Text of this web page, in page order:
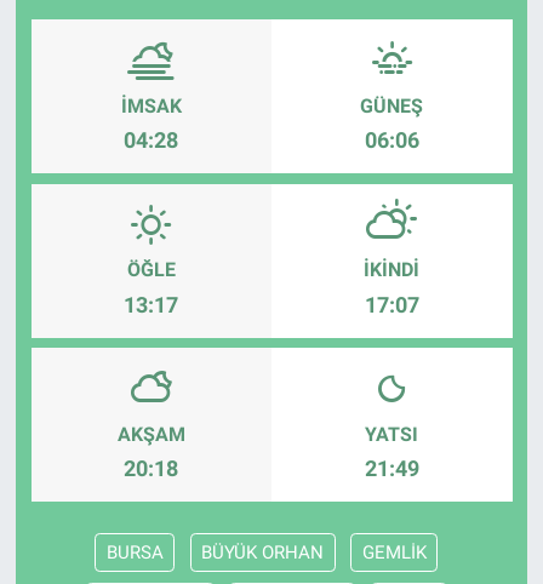
İMSAK
04:28
GÜNEŞ
06:06
ÖĞLE
13:17
İKINDI
17:07
AKŞAM
20:18
YATSI
21:49
BURSA BÜYÜK ORHAN GEMLİK
Eğitim
Ekonomi
Teknoloji
Magazin
Siyaset
Yaşam
Spor
Nöbetçi Eczaneler